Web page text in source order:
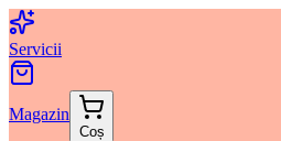
Servicii
Magazin
Coș